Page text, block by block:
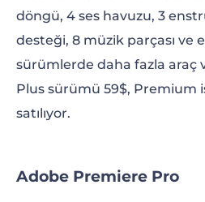
döngü, 4 ses havuzu, 3
desteği, 8 müzik parçası ve
sürümlerde daha fazla araç
Plus sürümü 59$, Premium
satılıyor.
Adobe Premiere Pro